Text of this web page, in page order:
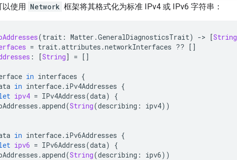
以使用 Network 框架将其格式化为标准 IPv4 或 IPv6 字符串：
(trait : Matter .GeneralDiagnosticsTrait) -> [String
= trait.attributes .networkInterfaces ?? []
: [String] = []
in interfaces {
in interface. iPv4Addresses {
ipv4 = IPv4Address(data)
{
.append(String(describing : ipv4))
in interface. iPv6Addresses {
ipv6 = IPv6Address(data)
{
.append(String(describing : ipv6))